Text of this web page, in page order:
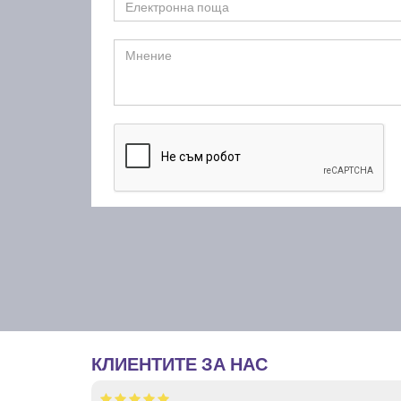
КЛИЕНТИТЕ ЗА НАС